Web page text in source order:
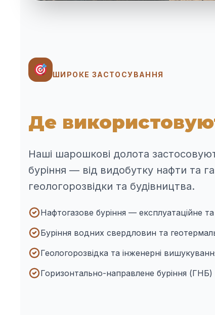
ШИРОКЕ ЗАСТОСУВАННЯ
Де
Наші шарошкові долота
буріння — від видобутку нафти та
геологорозвідки та будівництва.
Нафтогазове буріння — експлуатаційне
Буріння водних свердловин та
Геологорозвідка та інженерні
Горизонтально-направлене буріння (ГНБ)